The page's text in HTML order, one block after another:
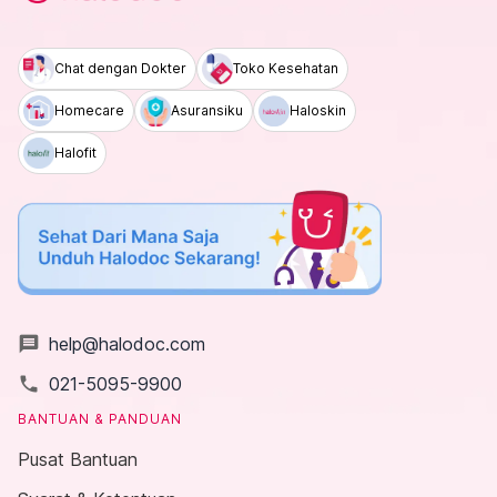
Chat dengan Dokter Toko Kesehatan
Homecare Asuransiku Haloskin
Halofit
message help@halodoc.com
local_phone 021-5095-9900
BANTUAN & PANDUAN
Pusat Bantuan